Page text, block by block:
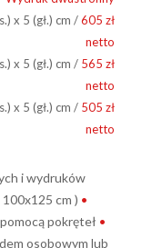
x 5 (gł.) cm /605 zł
netto
x 5 (gł.) cm / 565 zł
netto
x 5 (gł.) cm / 505 zł
netto
i wydruków
cm ) •
pokręteł •
osobowym lub